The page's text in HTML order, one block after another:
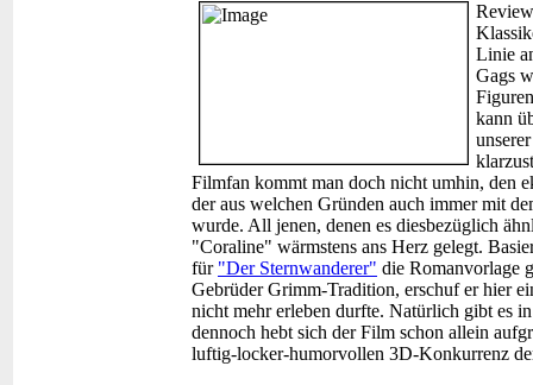
Linie
Gags
kann
Filmfan kommt man doch nicht umhin, den
der aus welchen Gründen auch immer mit
wurde. All jenen, denen es diesbezüglich
"Coraline" wärmstens ans Herz gelegt.
für "Der Sternwanderer" die Romanvorlage
Gebrüder Grimm-Tradition, erschuf er hier
nicht mehr erleben durfte. Natürlich gibt es
dennoch hebt sich der Film schon allein
luftig-locker-humorvollen 3D-Konkurrenz